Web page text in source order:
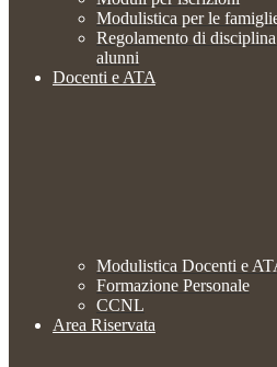
Modulistica per le
Regolamento di
alunni
Docenti e ATA
Modulistica Docenti e
Formazione Personale
CCNL
Area Riservata